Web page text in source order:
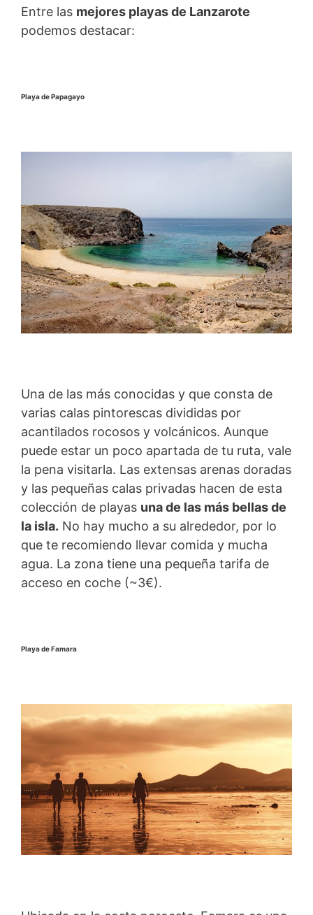
Entre las mejores playas de Lanzarote
podemos destacar:
Playa de Papagayo
Una de las más conocidas y que consta de
varias calas pintorescas divididas por
acantilados rocosos y volcánicos. Aunque
puede estar un poco apartada de tu ruta, vale
la pena visitarla. Las extensas arenas doradas
y las pequeñas calas privadas hacen de esta
colección de playas una de las más bellas de
la isla. No hay mucho a su alrededor, por lo
que te recomiendo llevar comida y mucha
agua. La zona tiene una pequeña tarifa de
acceso en coche (~3€).
Playa de Famara